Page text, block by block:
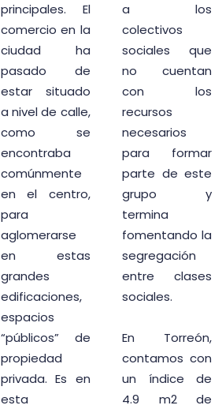
principales. El
comercio en la
ciudad ha
pasado de
estar situado
a nivel de calle,
como se
encontraba
comúnmente
en el centro,
para
aglomerarse
en estas
grandes
edificaciones,
espacios
“públicos” de
propiedad
privada. Es en
esta
a los
colectivos
sociales que
no cuentan
con los
recursos
necesarios
para formar
parte de este
grupo y
termina
fomentando la
segregación
entre clases
sociales.
En Torreón,
contamos con
un índice de
4.9 m2 de